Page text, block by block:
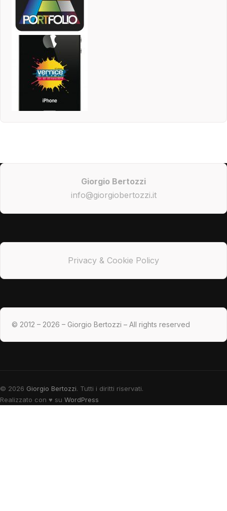
Giorgio Bertozzi
info@giorgiobertozzi.it
Privacy & Cookie Policy
© 2012 – 2026 – Giorgio Bertozzi – All rights reserved
© 2026 Giorgio Bertozzi. Tutti i diritti riservati.
Realizzato con ♥ su WordPress